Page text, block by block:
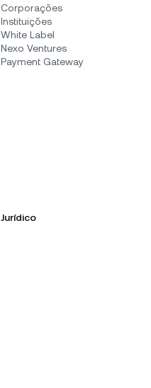
Corporações
Instituições
White Label
Nexo Ventures
Payment Gateway
Jurídico